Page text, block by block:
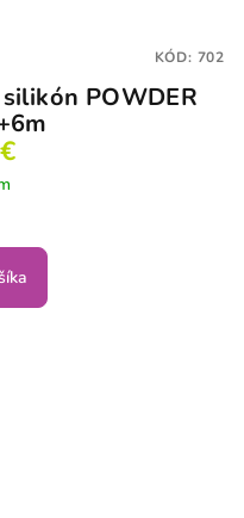
POWDER
KÓD: 702